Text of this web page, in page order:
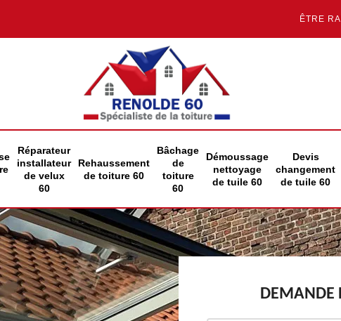
ÊTRE
Réparateur
installateur
de velux
60
Rehaussement
de toiture 60
Bâchage
de
toiture
60
Démoussage
nettoyage
de tuile 60
Devis
changement
de tuile 60
DEMANDE